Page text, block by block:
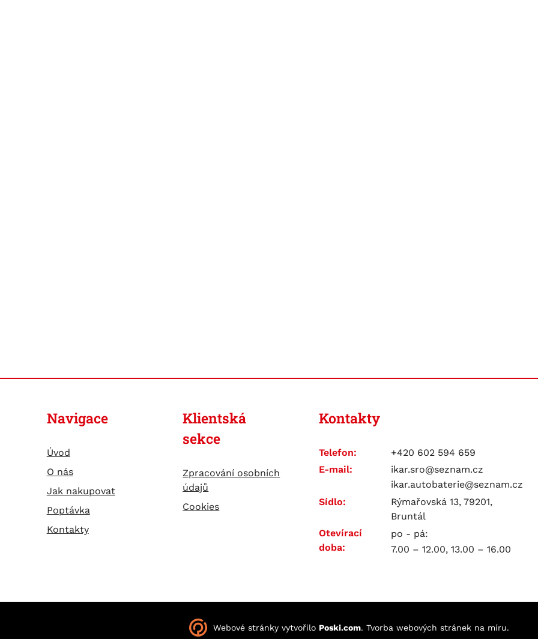
Navigace
Úvod
O nás
Jak nakupovat
Poptávka
Kontakty
Klientská
sekce
Zpracování osobních
údajů
Cookies
Kontakty
Telefon:
+420 602 594 659
E-mail:
ikar.sro@seznam.cz
ikar.autobaterie@seznam.cz
Sídlo:
Rýmařovská 13, 79201,
Bruntál
Otevírací
doba:
po - pá:
7.00 – 12.00, 13.00 – 16.00
Webové stránky vytvořilo Poski.com. Tvorba webových stránek na míru.